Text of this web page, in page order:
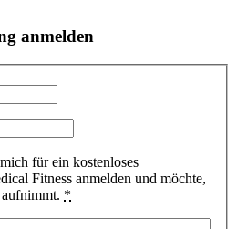
anmelden
für ein kostenloses
Fitness anmelden und möchte,
*